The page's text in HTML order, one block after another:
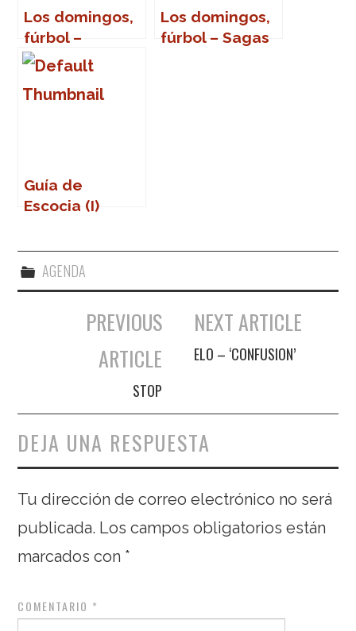
Los domingos,
fúrbol –
Jugadores con
gentilicio
Los domingos,
fúrbol – Sagas
Guía de
Escocia (I)
AGENDA
Navegación de entradas
PREVIOUS
ARTICLE
STOP
NEXT ARTICLE
ELO – ‘CONFUSION’
DEJA UNA RESPUESTA
Tu dirección de correo electrónico no será
publicada. Los campos obligatorios están
marcados con *
COMENTARIO *